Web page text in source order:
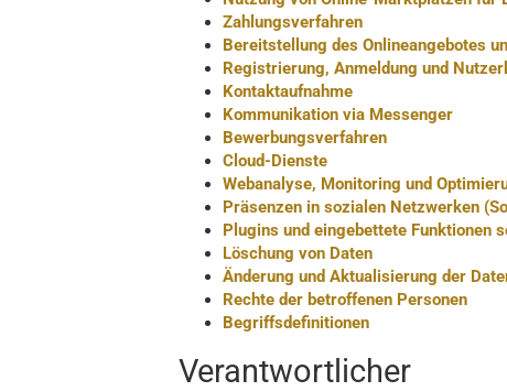
Zahlungsverfahren
Bereitstellung des Onlineangebotes
Registrierung, Anmeldung und
Kontaktaufnahme
Kommunikation via Messenger
Bewerbungsverfahren
Cloud-Dienste
Webanalyse, Monitoring und
Präsenzen in sozialen Netzwerken
Plugins und eingebettete Funktionen
Löschung von Daten
Änderung und Aktualisierung der
Rechte der betroffenen Personen
Begriffsdefinitionen
Verantwortlicher